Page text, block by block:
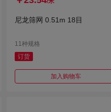
尼龙筛网 0.51m 18目
11种规格
订货
加入购物车